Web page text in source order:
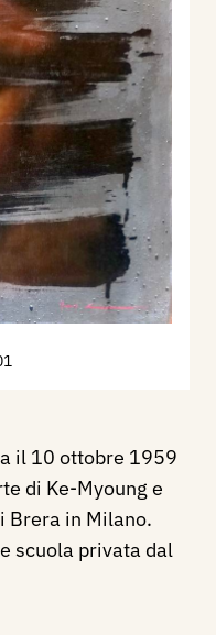
il 10 ottobre 1959
di Ke-Myoung e
Brera in Milano.
scuola privata dal